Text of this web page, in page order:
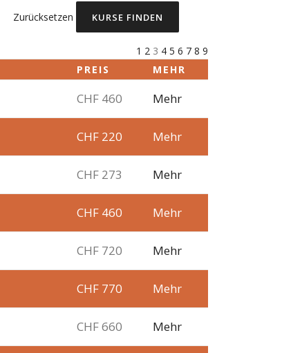
Zurücksetzen
1 2 3 4 5 6 7 8 9
PREIS MEHR
CHF 460 Mehr
CHF 220 Mehr
CHF 273 Mehr
CHF 460 Mehr
CHF 720 Mehr
CHF 770 Mehr
CHF 660 Mehr